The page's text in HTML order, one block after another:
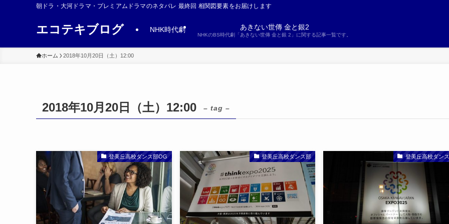
朝ドラ・大河ドラマ・プレミアムドラマのネタバレ 最終回 相関図要素をお届けします
エコテキブログ NHK時代劇 あきない世傳 金と銀2
NHKのBS時代劇「あきない世傳 金と銀 2」に関する記事一覧です。
ホーム 2018年10月20日（土）12:00
2018年10月20日（土）12:00 – tag –
登美丘高校ダンス部OG 登美丘高校ダンス部 登美丘高校ダン